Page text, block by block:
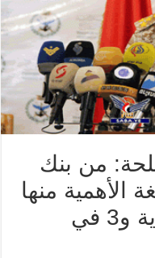
من بنك
بالغة الأهمية منها
6 أهداف في السعودية و3 في